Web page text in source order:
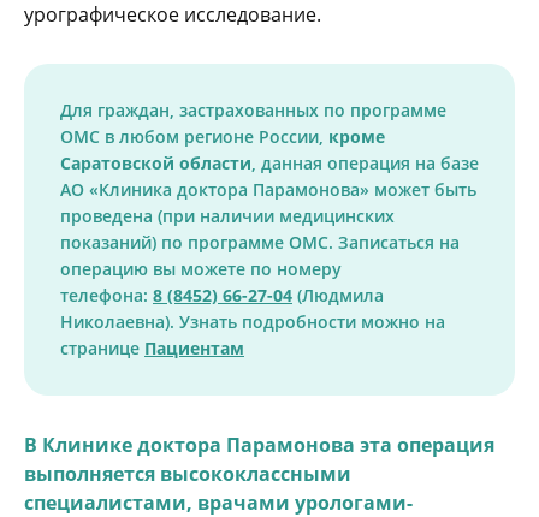
урографическое исследование.
Для граждан, застрахованных по программе
ОМС в любом регионе России, кроме
Саратовской области, данная операция на базе
АО «Клиника доктора Парамонова» может быть
проведена (при наличии медицинских
показаний) по программе ОМС. Записаться на
операцию вы можете по номеру
телефона: 8 (8452) 66-27-04 (Людмила
Николаевна). Узнать подробности можно на
странице Пациентам
В Клинике доктора Парамонова эта операция
выполняется высококлассными
специалистами, врачами урологами-